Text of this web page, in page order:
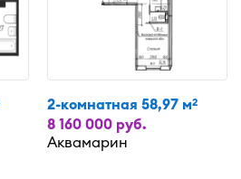
2-комнатная 58,97 м2
8 160 000 руб.
Аквамарин